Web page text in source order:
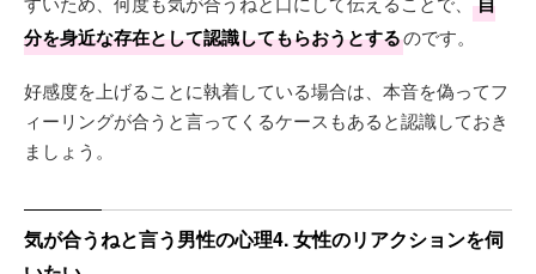
分を身近な存在として認識してもらおうとするのです。
好感度を上げることに執着している場合は、本音を偽ってフ
ィーリングが合うと言ってくるケースもあると認識しておき
ましょう。
気が合うねと言う男性の心理4. 女性のリアクションを伺